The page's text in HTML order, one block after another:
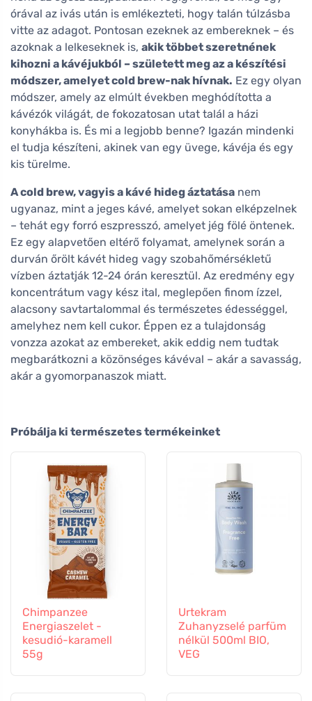
órával az ivás után is emlékezteti, hogy talán túlzásba
vitte az adagot. Pontosan ezeknek az embereknek – és
azoknak a lelkeseknek is, akik többet szeretnének
kihozni a kávéjukból – született meg az a készítési
módszer, amelyet cold brew-nak hívnak. Ez egy olyan
módszer, amely az elmúlt években meghódította a
kávézók világát, de fokozatosan utat talál a házi
konyhákba is. És mi a legjobb benne? Igazán mindenki
el tudja készíteni, akinek van egy üvege, kávéja és egy
kis türelme.
A cold brew, vagyis a kávé hideg áztatása nem
ugyanaz, mint a jeges kávé, amelyet sokan elképzelnek
– tehát egy forró eszpresszó, amelyet jég fölé öntenek.
Ez egy alapvetően eltérő folyamat, amelynek során a
durván őrölt kávét hideg vagy szobahőmérsékletű
vízben áztatják 12-24 órán keresztül. Az eredmény egy
koncentrátum vagy kész ital, meglepően finom ízzel,
alacsony savtartalommal és természetes édességgel,
amelyhez nem kell cukor. Éppen ez a tulajdonság
vonzza azokat az embereket, akik eddig nem tudtak
megbarátkozni a közönséges kávéval – akár a savasság,
akár a gyomorpanaszok miatt.
Próbálja ki természetes termékeinket
Chimpanzee
Energiaszelet -
kesudió-karamell
55g
Urtekram
Zuhanyzselé parfüm
nélkül 500ml BIO,
VEG